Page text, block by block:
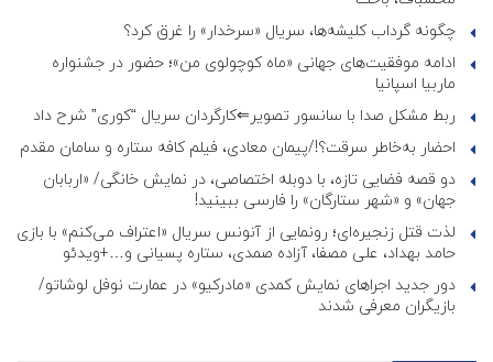
چگونه گرداب کلیشه‌ها، سریال «سرخدار» را غرق کرد؟
ادامه موفقیت‌های جهانی «ماه کوچولوی من»؛ حضور در جشنواره
ماربیا اسپانیا
ربط مشکل صدا با سانسور تصویر⇐کارگردان سریال “کوری” شرح داد
احضار به‌خاطر سرقت؟!/پیمان معادی، فیلم کافه ستاره و سامان مقدم
دو قصه فضایی تازه، با دوبله اختصاصی، در نمایش خانگی/ «اربابان
جهان» و «شهر ستارگان» را فارسی ببینید!
لذت قتل زنجیره‌ای؛ رونمایی از آنونس سریال «اعتراف می‌کنم» با بازی
حامد بهداد، علی مصفا، آزاده صمدی، ستاره پسیانی و…+ویدئو
دور جدید اجراهای نمایش کمدی «مادرکیو» در عمارت نوفل لوشاتو/
بازیگران معرفی شدند